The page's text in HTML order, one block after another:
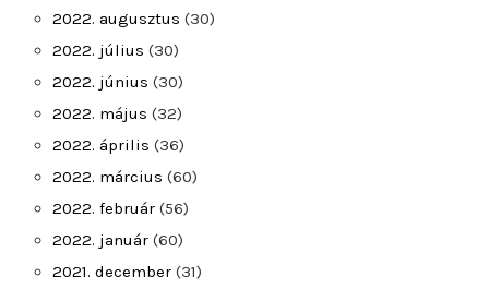
2022. augusztus (30)
2022. július (30)
2022. június (30)
2022. május (32)
2022. április (36)
2022. március (60)
2022. február (56)
2022. január (60)
2021. december (31)